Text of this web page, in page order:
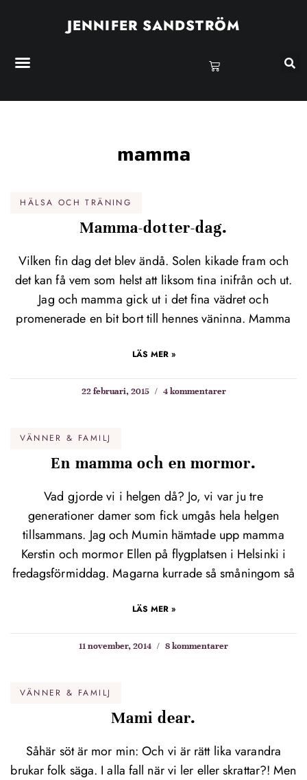
JENNIFER SANDSTRÖM
mamma
HÄLSA OCH TRÄNING
Mamma-dotter-dag.
Vilken fin dag det blev ändå. Solen kikade fram och
det kan få vem som helst att liksom tina inifrån och ut.
Jag och mamma gick ut i det fina vädret och
promenerade en bit bort till hennes väninna. Mamma
LÄS MER »
22 februari, 2015 4 kommentarer
VÄNNER & FAMILJ
En mamma och en mormor.
Vad gjorde vi i helgen då? Jo, vi var ju tre
generationer damer som fick umgås hela helgen
tillsammans. Jag och Mumin hämtade upp mamma
Kerstin och mormor Ellen på flygplatsen i Helsinki i
fredagsförmiddag. Magarna kurrade så småningom så
LÄS MER »
11 november, 2014 8 kommentarer
VÄNNER & FAMILJ
Mami dear.
Såhär söt är mor min: Och vi är rätt lika varandra
brukar folk säga. I alla fall när vi ler eller skrattar?! Men